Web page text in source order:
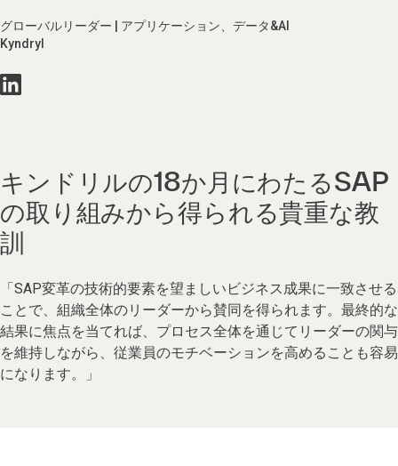
キンドリルの18か月にわたるSAP
の取り組みから得られる貴重な教
訓
「SAP変革の技術的要素を望ましいビジネス成果に一致させる
ことで、組織全体のリーダーから賛同を得られます。最終的な
結果に焦点を当てれば、プロセス全体を通じてリーダーの関与
を維持しながら、従業員のモチベーションを高めることも容易
になります。」
グローバルリーダー | アプリケーション、データ&AI
Kyndryl